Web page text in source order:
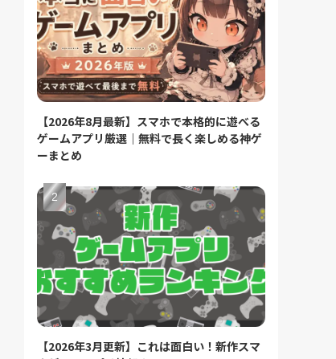
【2026年8月最新】スマホで本格的に遊べる
ゲームアプリ厳選｜無料で長く楽しめる神ゲ
ーまとめ
【2026年3月更新】これは面白い！新作スマ